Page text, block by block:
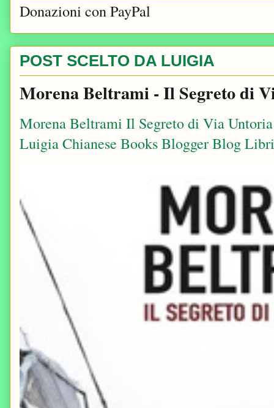
Donazioni con PayPal
POST SCELTO DA LUIGIA
Morena Beltrami - Il Segreto di
Morena Beltrami Il Segreto di Via
Luigia Chianese Books Blogger Blog